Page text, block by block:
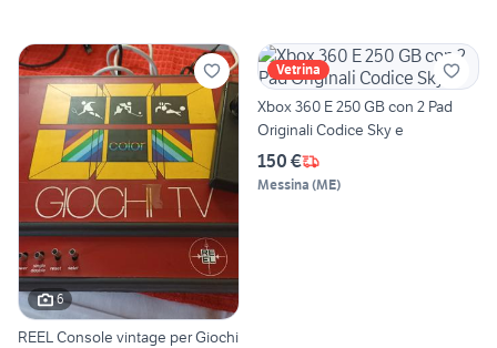
6
REEL Console vintage per Giochi
Vetrina
Xbox 360 E 250 GB con 2 Pad
Originali Codice Sky e
150 €
Messina (ME)